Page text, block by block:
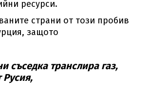
ресурси.
страни от този пробив
защото
съседка транслира газ,
Русия,